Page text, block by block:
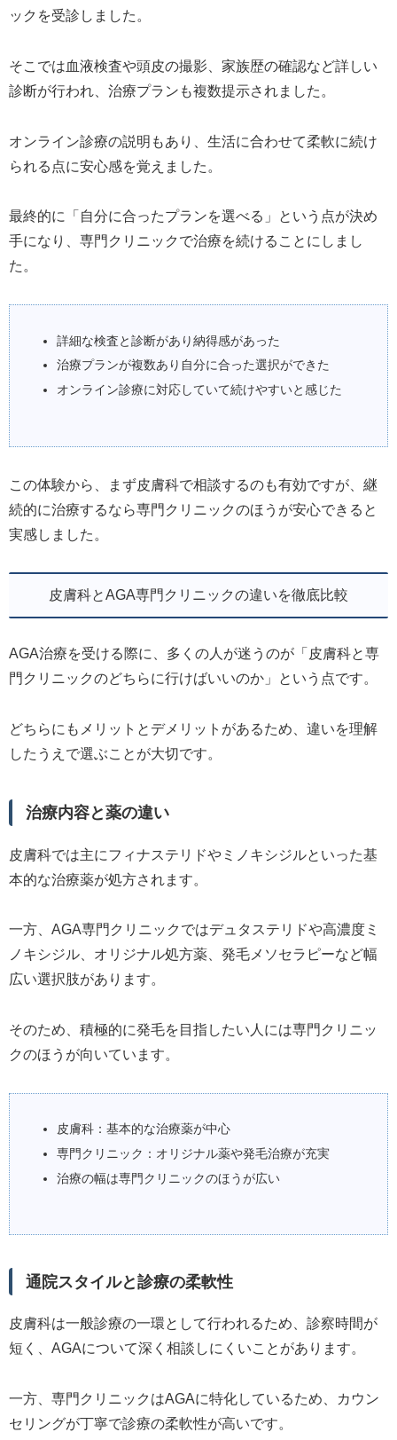
ックを受診しました。
そこでは血液検査や頭皮の撮影、家族歴の確認など詳しい
診断が行われ、治療プランも複数提示されました。
オンライン診療の説明もあり、生活に合わせて柔軟に続け
られる点に安心感を覚えました。
最終的に「自分に合ったプランを選べる」という点が決め
手になり、専門クリニックで治療を続けることにしまし
た。
詳細な検査と診断があり納得感があった
治療プランが複数あり自分に合った選択ができた
オンライン診療に対応していて続けやすいと感じた
この体験から、まず皮膚科で相談するのも有効ですが、継
続的に治療するなら専門クリニックのほうが安心できると
実感しました。
皮膚科とAGA専門クリニックの違いを徹底比較
AGA治療を受ける際に、多くの人が迷うのが「皮膚科と専
門クリニックのどちらに行けばいいのか」という点です。
どちらにもメリットとデメリットがあるため、違いを理解
したうえで選ぶことが大切です。
治療内容と薬の違い
皮膚科では主にフィナステリドやミノキシジルといった基
本的な治療薬が処方されます。
一方、AGA専門クリニックではデュタステリドや高濃度ミ
ノキシジル、オリジナル処方薬、発毛メソセラピーなど幅
広い選択肢があります。
そのため、積極的に発毛を目指したい人には専門クリニッ
クのほうが向いています。
皮膚科：基本的な治療薬が中心
専門クリニック：オリジナル薬や発毛治療が充実
治療の幅は専門クリニックのほうが広い
通院スタイルと診療の柔軟性
皮膚科は一般診療の一環として行われるため、診察時間が
短く、AGAについて深く相談しにくいことがあります。
一方、専門クリニックはAGAに特化しているため、カウン
セリングが丁寧で診療の柔軟性が高いです。